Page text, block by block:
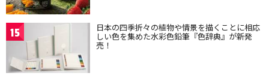
15 日本の四季折々の植物や情景を描くことに相応
しい色を集めた水彩色鉛筆『色辞典』が新発
売！